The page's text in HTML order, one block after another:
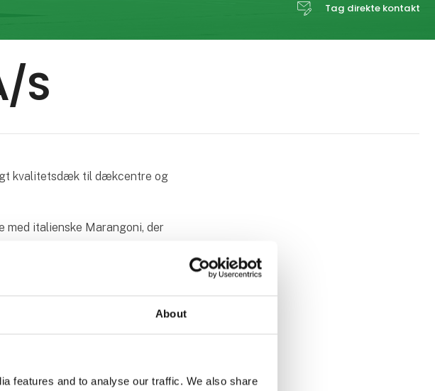
About
features and to analyse our traffic. We also share
Tag direkte kontakt
S
kvalitetsdæk til dækcentre og
med italienske Marangoni, der
højteknologiske produktion,
som er et dækmærke , der er
sikrer kørestabilitet, høj